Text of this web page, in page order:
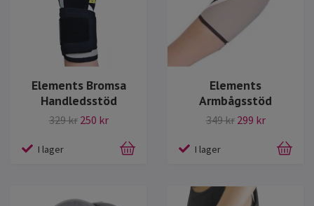
Elements Bromsa
Handledsstöd
329 kr 250 kr
I lager
Elements
Armbågsstöd
349 kr 299 kr
I lager